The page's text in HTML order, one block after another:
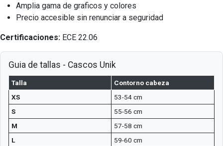
Amplia gama de graficos y colores
Precio accesible sin renunciar a seguridad
Certificaciones: ECE 22.06
Guia de tallas - Cascos Unik
Talla
Contorno cabeza
XS
53-54 cm
S
55-56 cm
M
57-58 cm
L
59-60 cm